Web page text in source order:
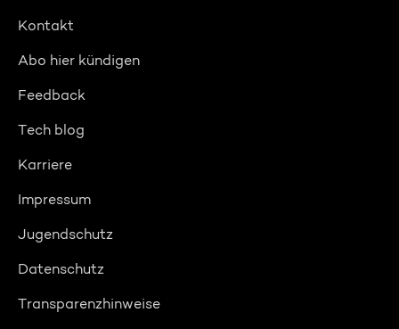
Kontakt
Abo hier kündigen
Feedback
Tech blog
Karriere
Impressum
Jugendschutz
Datenschutz
Transparenzhinweise